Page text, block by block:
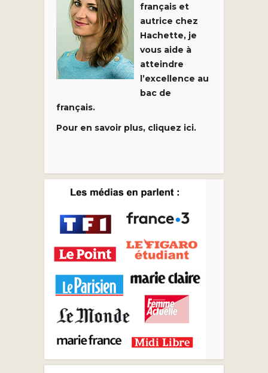
français et
autrice chez
Hachette, je
vous aide à
atteindre
l’excellence au
bac de
français.
Pour en savoir plus, cliquez ici.